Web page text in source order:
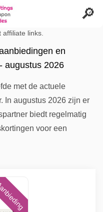
affiliate links.
en
augustus 2026
met de actuele
In augustus 2026 zijn er
biedt regelmatig
voor een